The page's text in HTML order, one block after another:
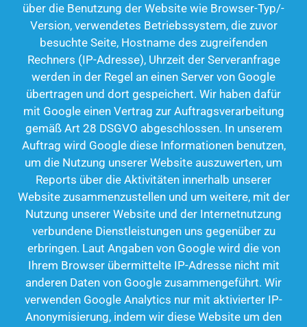
über die Benutzung der Website wie Browser-Typ/-
Version, verwendetes Betriebssystem, die zuvor
besuchte Seite, Hostname des zugreifenden
Rechners (IP-Adresse), Uhrzeit der Serveranfrage
werden in der Regel an einen Server von Google
übertragen und dort gespeichert. Wir haben dafür
mit Google einen Vertrag zur Auftragsverarbeitung
gemäß Art 28 DSGVO abgeschlossen. In unserem
Auftrag wird Google diese Informationen benutzen,
um die Nutzung unserer Website auszuwerten, um
Reports über die Aktivitäten innerhalb unserer
Website zusammenzustellen und um weitere, mit der
Nutzung unserer Website und der Internetnutzung
verbundene Dienstleistungen uns gegenüber zu
erbringen. Laut Angaben von Google wird die von
Ihrem Browser übermittelte IP-Adresse nicht mit
anderen Daten von Google zusammengeführt. Wir
verwenden Google Analytics nur mit aktivierter IP-
Anonymisierung, indem wir diese Website um den